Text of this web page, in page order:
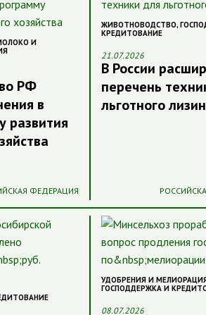
И
РФ
в
развития
ФЕДЕРАЦИЯ
ЖИВОТНОВОДСТВО,
КРЕДИТОВАНИЕ
21.07.2026
В России
перечень
льготного
УДОБРЕНИЯ И
ГОСПОДДЕРЖКА И
08.07.2026